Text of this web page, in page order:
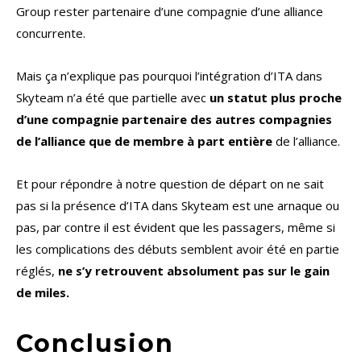
Group rester partenaire d’une compagnie d’une alliance
concurrente.
Mais ça n’explique pas pourquoi l’intégration d’ITA dans
Skyteam n’a été que partielle avec un statut plus proche
d’une compagnie partenaire des autres compagnies
de l’alliance que de membre à part entière de l’alliance.
Et pour répondre à notre question de départ on ne sait
pas si la présence d’ITA dans Skyteam est une arnaque ou
pas, par contre il est évident que les passagers, même si
les complications des débuts semblent avoir été en partie
réglés, ne s’y retrouvent absolument pas sur le gain
de miles.
Conclusion